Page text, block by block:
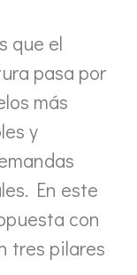
que el
pasa por
más
y
En este
con
tres pilares